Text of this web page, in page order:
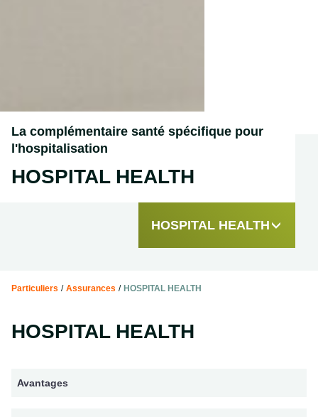
La complémentaire santé spécifique pour
l'hospitalisation
HOSPITAL HEALTH
HOSPITAL HEALTH
Particuliers / Assurances / HOSPITAL HEALTH
HOSPITAL HEALTH
Avantages